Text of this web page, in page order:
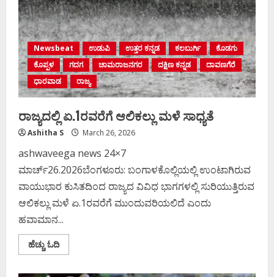
Newsbeat ಉಡುಪಿ ಉತ್ತರ ಕನ್ನಡ ಕಲಬುರ್ಗಿ
ಕೊಡಗು
ಕೊಪ್ಪಳ
ಗದಗ ಚಾಮರಾಜನಗರ ದಕ್ಷಿಣ ಕನ್ನಡ
ದಾವಣಗೆರೆ
ಧಾರವಾಡ
ರಾಜ್ಯ
ರಾಜ್ಯದಲ್ಲಿ ಏ.1ರವರೆಗೆ ಆಲಿಕಲ್ಲು ಮಳೆ ಸಾಧ್ಯತೆ
Ashitha S March 26, 2026
ashwaveega news 24×7
ಮಾರ್ಚ್26.2026ಬೆಂಗಳೂರು: ಬಂಗಾಳಕೊಲ್ಲಿಯಲ್ಲಿ ಉಂಟಾಗಿರುವ
ವಾಯುಭಾರ ಕುಸಿತದಿಂದ ರಾಜ್ಯದ ವಿವಿಧ ಭಾಗಗಳಲ್ಲಿ ಸುರಿಯುತ್ತಿರುವ
ಆಲಿಕಲ್ಲು ಮಳೆ ಏ.1ರವರೆಗೆ ಮುಂದುವರಿಯಲಿದೆ ಎಂದು
ಹವಾಮಾನ...
ಹೆಚ್ಚು ಓದಿRead
more